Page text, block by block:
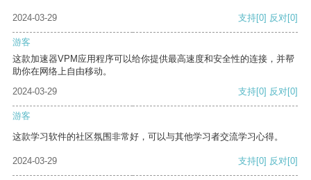
2024-03-29 支持[0] 反对[0]
游客
这款加速器VPM应用程序可以给你提供最高速度和安全性的连接，并帮
助你在网络上自由移动。
2024-03-29
支持[0] 反对[0]
游客
这款学习软件的社区氛围非常好，可以与其他学习者交流学习心得。
2024-03-29 支持[0] 反对[0]